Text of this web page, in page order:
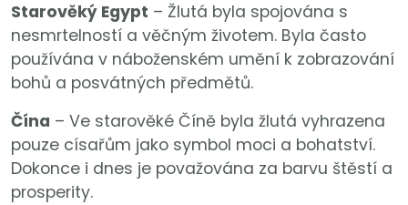
Starověký Egypt – Žlutá byla spojována s
nesmrtelností a věčným životem. Byla často
používána v náboženském umění k zobrazování
bohů a posvátných předmětů.
Čína – Ve starověké Číně byla žlutá vyhrazena
pouze císařům jako symbol moci a bohatství.
Dokonce i dnes je považována za barvu štěstí a
prosperity.